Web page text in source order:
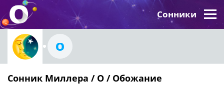
Сонники
О
Сонник Миллера / О / Обожание